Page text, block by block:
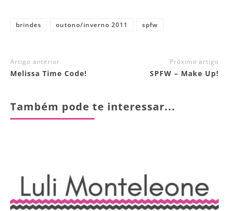
brindes outono/inverno 2011 spfw
Artigo anterior
Melissa Time Code!
Próximo artigo
SPFW – Make Up!
Também pode te interessar...